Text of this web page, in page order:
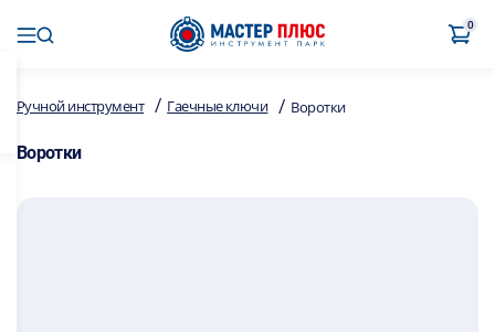
0
Ручной инструмент / Гаечные ключи / Воротки
Воротки